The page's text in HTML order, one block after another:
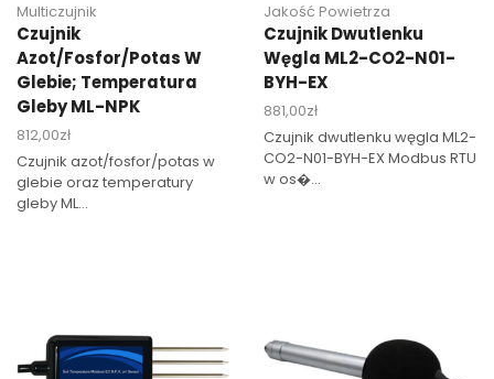
Multiczujnik
Czujnik
Azot/fosfor/potas W
Glebie; Temperatura
Gleby ML-NPK
812,00zł
Czujnik azot/fosfor/potas w
glebie oraz temperatury
gleby ML...
Jakość Powietrza
Czujnik Dwutlenku
Węgla ML2-CO2-N01-
BYH-EX
881,00zł
Czujnik dwutlenku węgla ML2-
CO2-N01-BYH-EX Modbus RTU
w os�...